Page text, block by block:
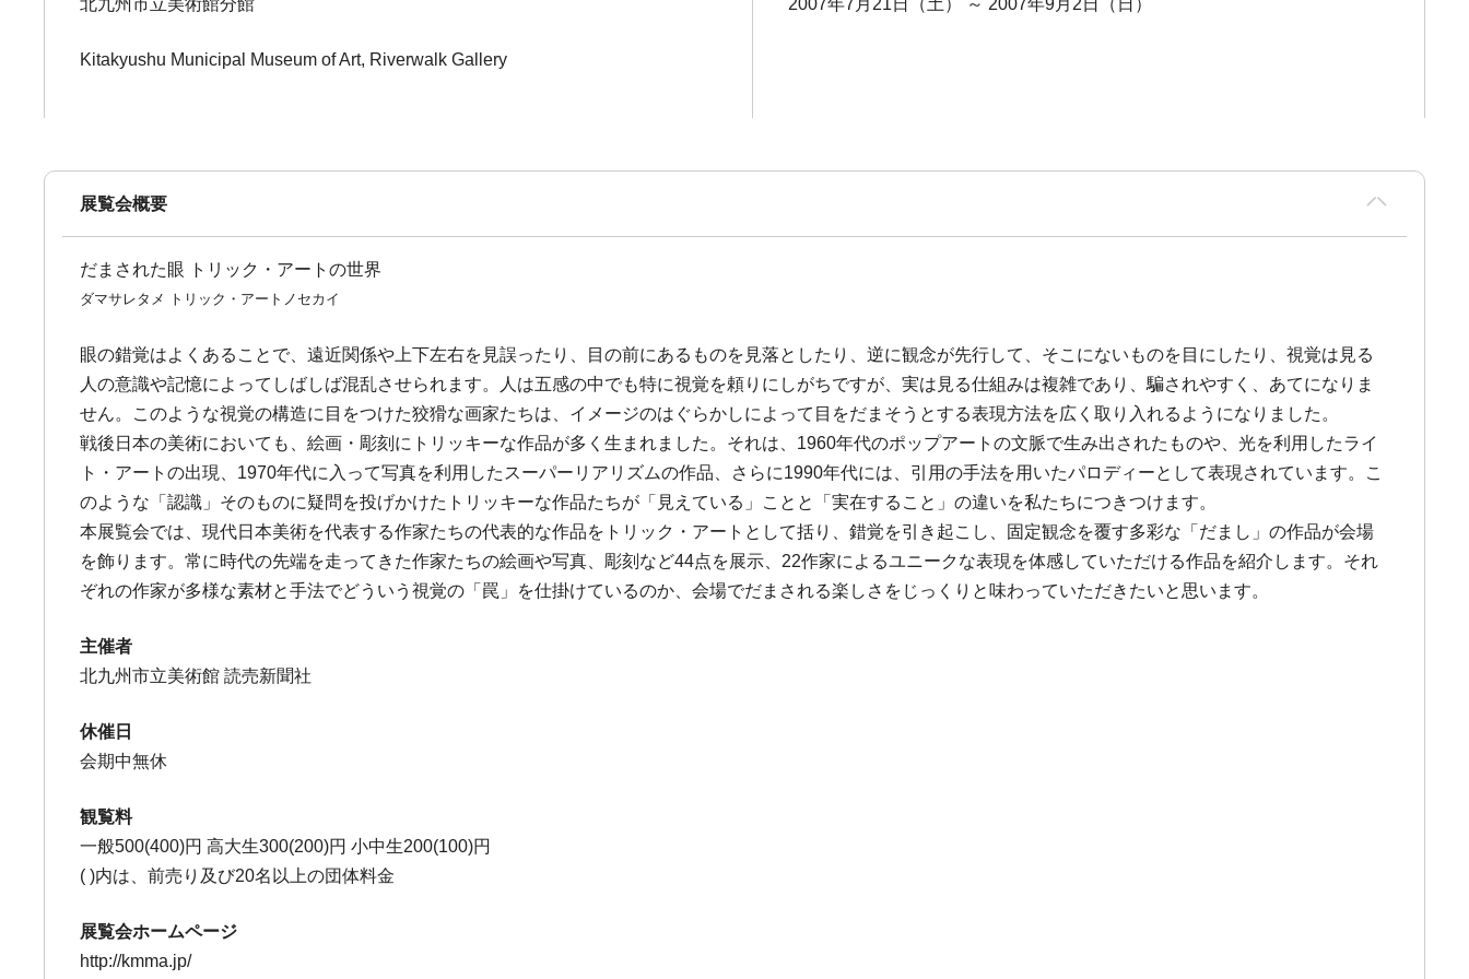
北九州市立美術館分館
Kitakyushu Municipal Museum of Art, Riverwalk Gallery
2007年7月21日（土） ～ 2007年9月2日（日）
展覧会概要
だまされた眼 トリック・アートの世界
ダマサレタメ トリック・アートノセカイ
眼の錯覚はよくあることで、遠近関係や上下左右を見誤ったり、目の前にあるものを見落としたり、逆に観念が先行して、そこにないものを目にしたり、視覚は見る
人の意識や記憶によってしばしば混乱させられます。人は五感の中でも特に視覚を頼りにしがちですが、実は見る仕組みは複雑であり、騙されやすく、あてになりま
せん。このような視覚の構造に目をつけた狡猾な画家たちは、イメージのはぐらかしによって目をだまそうとする表現方法を広く取り入れるようになりました。
戦後日本の美術においても、絵画・彫刻にトリッキーな作品が多く生まれました。それは、1960年代のポップアートの文脈で生み出されたものや、光を利用したライ
ト・アートの出現、1970年代に入って写真を利用したスーパーリアリズムの作品、さらに1990年代には、引用の手法を用いたパロディーとして表現されています。こ
のような「認識」そのものに疑問を投げかけたトリッキーな作品たちが「見えている」ことと「実在すること」の違いを私たちにつきつけます。
本展覧会では、現代日本美術を代表する作家たちの代表的な作品をトリック・アートとして括り、錯覚を引き起こし、固定観念を覆す多彩な「だまし」の作品が会場
を飾ります。常に時代の先端を走ってきた作家たちの絵画や写真、彫刻など44点を展示、22作家によるユニークな表現を体感していただける作品を紹介します。それ
ぞれの作家が多様な素材と手法でどういう視覚の「罠」を仕掛けているのか、会場でだまされる楽しさをじっくりと味わっていただきたいと思います。
主催者
北九州市立美術館 読売新聞社
休催日
会期中無休
観覧料
一般500(400)円 高大生300(200)円 小中生200(100)円
( )内は、前売り及び20名以上の団体料金
展覧会ホームページ
http://kmma.jp/